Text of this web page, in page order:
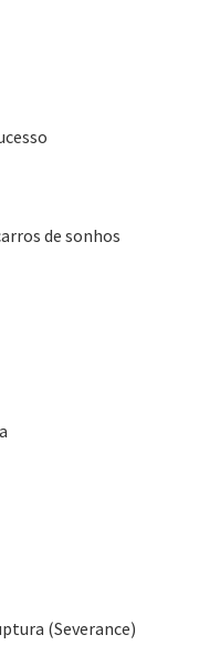
de sonhos
(Severance)